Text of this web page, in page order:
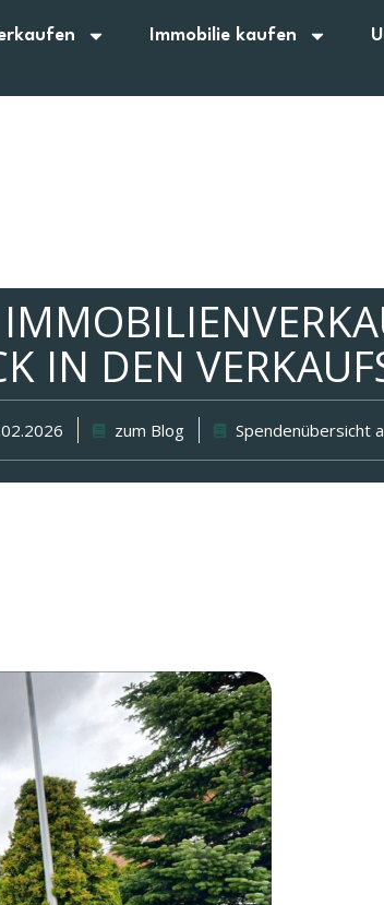
Immobilie kaufen
IN DEN
zum Blog Spendenübersicht